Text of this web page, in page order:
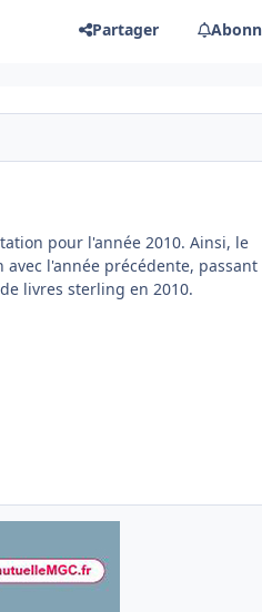
Partager
pour l'année 2010. Ainsi, le
l'année précédente, passant
livres sterling en 2010.